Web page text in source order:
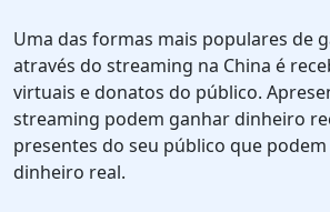
Uma das formas mais populares de
através do streaming na China é
virtuais e donatos do público.
streaming podem ganhar dinheiro
presentes do seu público que
dinheiro real.